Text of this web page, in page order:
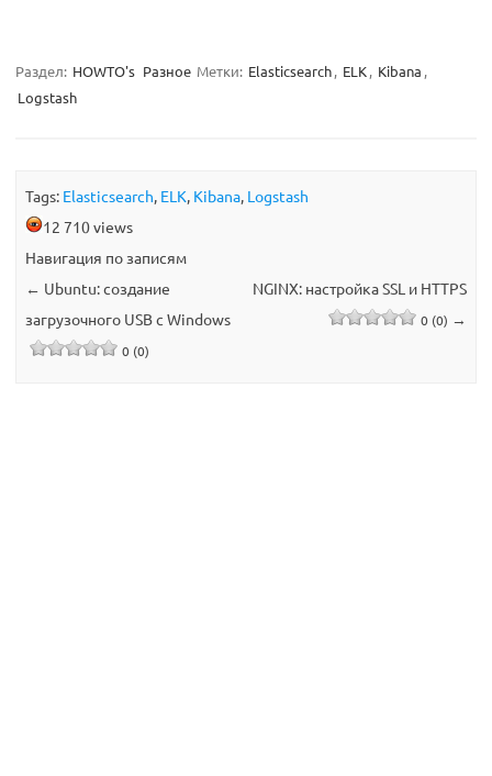
Раздел: HOWTO's Разное Метки: Elasticsearch, ELK, Kibana ,
Logstash
Tags: Elasticsearch, ELK, Kibana, Logstash
12 710 views
Навигация по записям
← Ubuntu: создание
загрузочного USB с Windows
0 (0)
NGINX: настройка SSL и HTTPS
0 (0) →